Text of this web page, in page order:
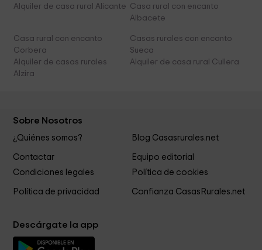
Alquiler de casa rural Alicante Casa rural con encanto
Albacete
Casa rural con encanto
Corbera
Casas rurales con encanto
Sueca
Alquiler de casas rurales
Alzira
Alquiler de casa rural Cullera
Sobre Nosotros
¿Quiénes somos? Blog Casasrurales.net
Contactar
Equipo editorial
Condiciones legales
Política de cookies
Política de privacidad Confianza CasasRurales.net
Descárgate la app